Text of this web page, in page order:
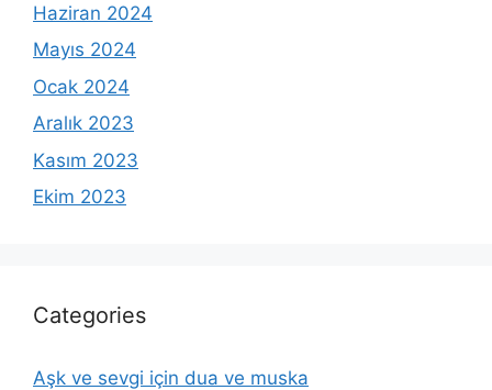
Haziran 2024
Mayıs 2024
Ocak 2024
Aralık 2023
Kasım 2023
Ekim 2023
Categories
Aşk ve sevgi için dua ve muska